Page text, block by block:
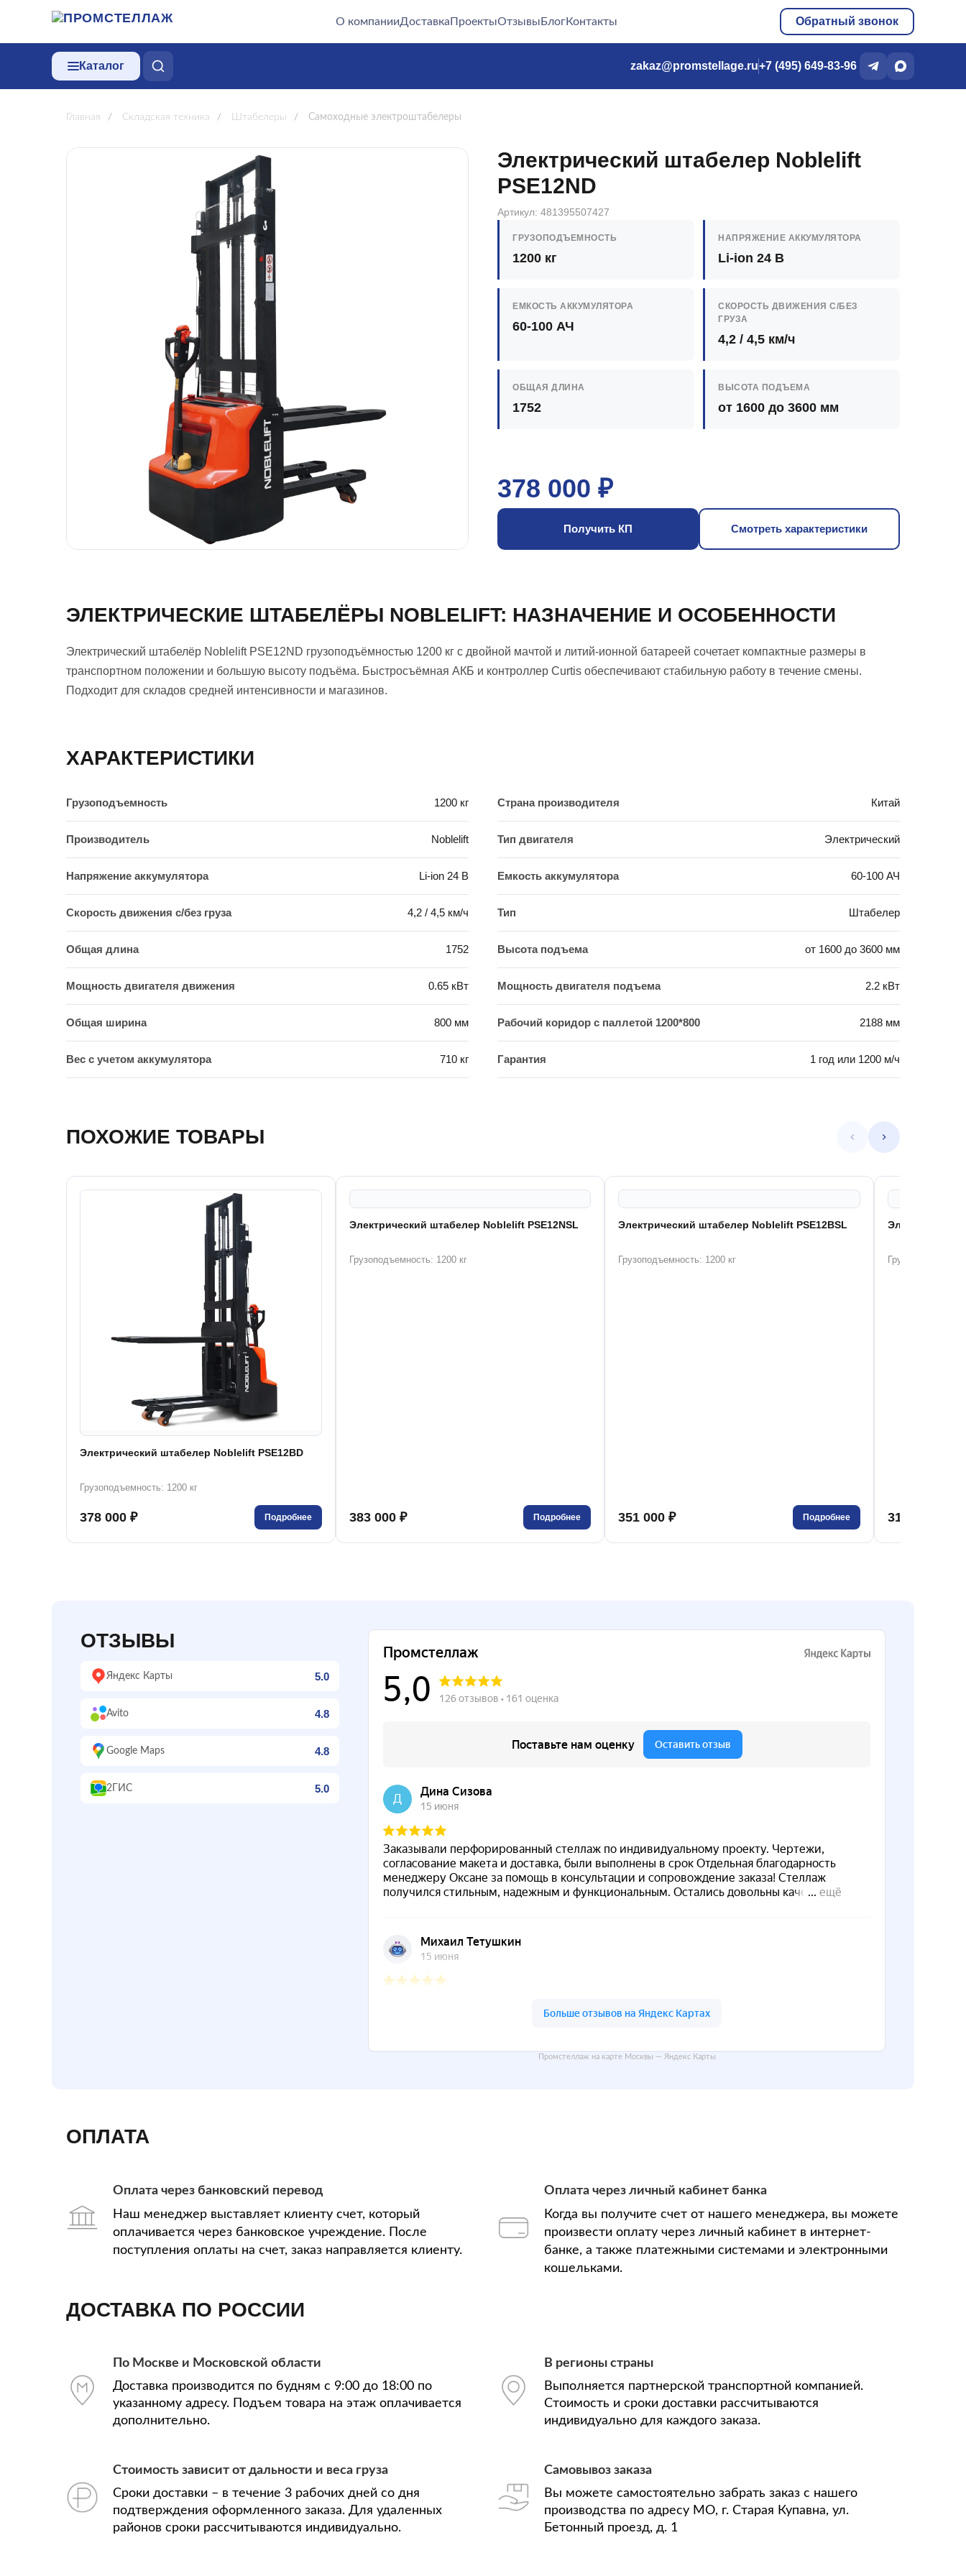
О компанииДоставкаПроектыОтзывыБлогКонтакты Обратный звонок
Каталог zakaz@promstellage.ru+7 (495) 649-83-96
Главная / Складская техника / Штабелеры / Самоходные электроштабелеры
Электрический штабелер Noblelift
PSE12ND
Артикул: 481395507427
ГРУЗОПОДЪЕМНОСТЬ
1200 кг
НАПРЯЖЕНИЕ АККУМУЛЯТОРА
Li-ion 24 В
ЕМКОСТЬ АККУМУЛЯТОРА
60-100 АЧ
СКОРОСТЬ ДВИЖЕНИЯ C/БЕЗ
ГРУЗА
4,2 / 4,5 км/ч
ОБЩАЯ ДЛИНА
1752
ВЫСОТА ПОДЪЕМА
от 1600 до 3600 мм
378 000 ₽
Получить КП Смотреть характеристики
ЭЛЕКТРИЧЕСКИЕ ШТАБЕЛЁРЫ NOBLELIFT: НАЗНАЧЕНИЕ И ОСОБЕННОСТИ
Электрический штабелёр Noblelift PSE12ND грузоподъёмностью 1200 кг с двойной мачтой и литий-ионной батареей сочетает компактные размеры в
транспортном положении и большую высоту подъёма. Быстросъёмная АКБ и контроллер Curtis обеспечивают стабильную работу в течение смены.
Подходит для складов средней интенсивности и магазинов.
ХАРАКТЕРИСТИКИ
Грузоподъемность 1200 кг Страна производителя Китай
Производитель Noblelift Тип двигателя Электрический
Напряжение аккумулятора Li-ion 24 В Емкость аккумулятора 60-100 АЧ
Скорость движения c/без груза 4,2 / 4,5 км/ч Тип Штабелер
Общая длина 1752 Высота подъема от 1600 до 3600 мм
Мощность двигателя движения 0.65 кВт Мощность двигателя подъема 2.2 кВт
Общая ширина 800 мм Рабочий коридор с паллетой 1200*800 2188 мм
Вес с учетом аккумулятора 710 кг Гарантия 1 год или 1200 м/ч
ПОХОЖИЕ ТОВАРЫ
Электрический штабелер Noblelift PSE12BD
Грузоподъемность: 1200 кг
378 000 ₽ Подробнее
Электрический штабелер Noblelift PSE12NSL
Грузоподъемность: 1200 кг
383 000 ₽ Подробнее
Электрический штабелер Noblelift PSE12BSL
Грузоподъемность: 1200 кг
351 000 ₽ Подробнее 316 000 ₽
ОТЗЫВЫ
Яндекс Карты 5.0
Avito 4.8
Google Maps 4.8
2ГИС 5.0
Промстеллаж на карте Москвы — Яндекс Карты
ОПЛАТА
Оплата через банковский перевод
Наш менеджер выставляет клиенту счет, который
оплачивается через банковское учреждение. После
поступления оплаты на счет, заказ направляется клиенту.
Оплата через личный кабинет банка
Когда вы получите счет от нашего менеджера, вы можете
произвести оплату через личный кабинет в интернет-
банке, а также платежными системами и электронными
кошельками.
ДОСТАВКА ПО РОССИИ
По Москве и Московской области
Доставка производится по будням с 9:00 до 18:00 по
указанному адресу. Подъем товара на этаж оплачивается
дополнительно.
В регионы страны
Выполняется партнерской транспортной компанией.
Стоимость и сроки доставки рассчитываются
индивидуально для каждого заказа.
Стоимость зависит от дальности и веса груза
Сроки доставки – в течение 3 рабочих дней со дня
подтверждения оформленного заказа. Для удаленных
районов сроки рассчитываются индивидуально.
Самовывоз заказа
Вы можете самостоятельно забрать заказ с нашего
производства по адресу МО, г. Старая Купавна, ул.
Бетонный проезд, д. 1